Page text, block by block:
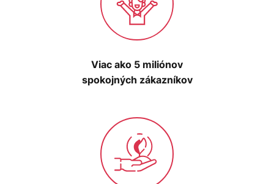
Viac ako 5 miliónov
spokojných zákazníkov